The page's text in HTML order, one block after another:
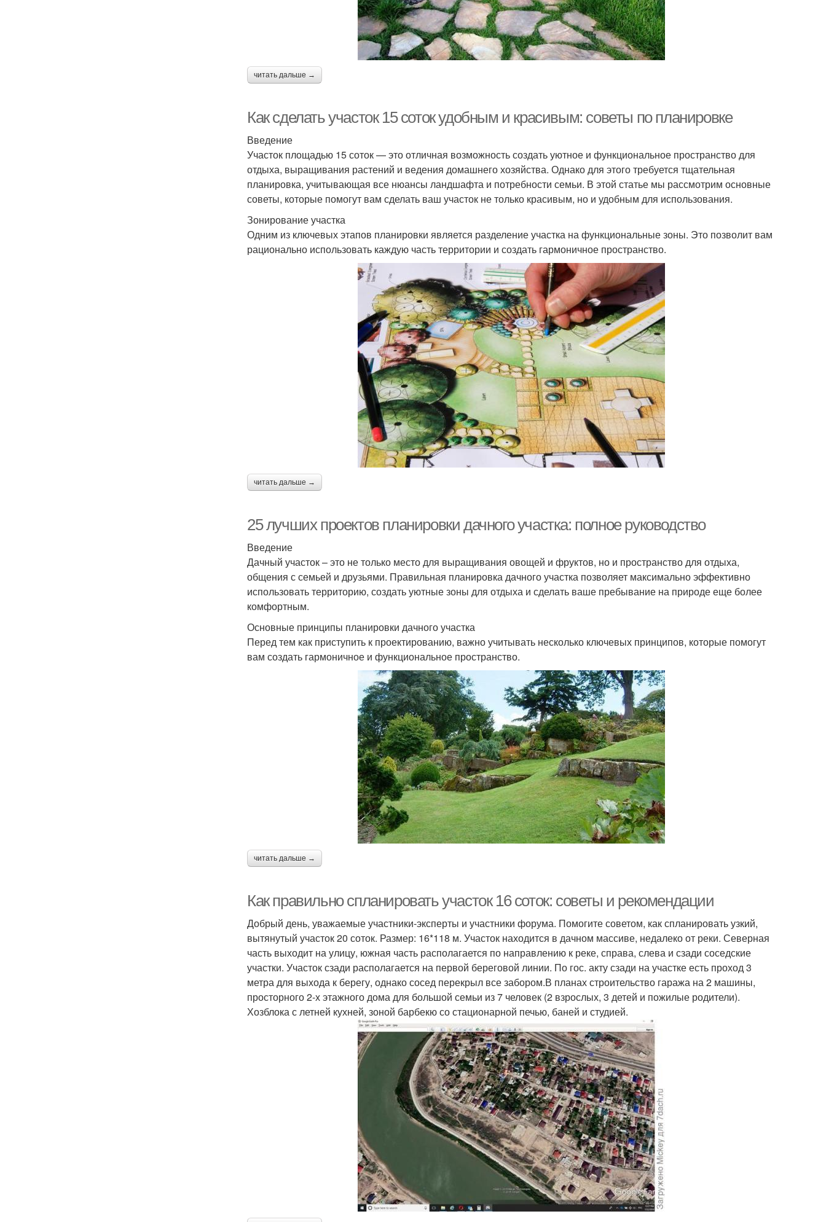
читать дальше →
Как сделать участок 15 соток удобным и красивым: советы по планировке
Введение
Участок площадью 15 соток — это отличная возможность создать уютное и функциональное пространство для
отдыха, выращивания растений и ведения домашнего хозяйства. Однако для этого требуется тщательная
планировка, учитывающая все нюансы ландшафта и потребности семьи. В этой статье мы рассмотрим основные
советы, которые помогут вам сделать ваш участок не только красивым, но и удобным для использования.
Зонирование участка
Одним из ключевых этапов планировки является разделение участка на функциональные зоны. Это позволит вам
рационально использовать каждую часть территории и создать гармоничное пространство.
читать дальше →
25 лучших проектов планировки дачного участка: полное руководство
Введение
Дачный участок – это не только место для выращивания овощей и фруктов, но и пространство для отдыха,
общения с семьей и друзьями. Правильная планировка дачного участка позволяет максимально эффективно
использовать территорию, создать уютные зоны для отдыха и сделать ваше пребывание на природе еще более
комфортным.
Основные принципы планировки дачного участка
Перед тем как приступить к проектированию, важно учитывать несколько ключевых принципов, которые помогут
вам создать гармоничное и функциональное пространство.
читать дальше →
Как правильно спланировать участок 16 соток: советы и рекомендации
Добрый день, уважаемые участники-эксперты и участники форума. Помогите советом, как спланировать узкий,
вытянутый участок 20 соток. Размер: 16*118 м. Участок находится в дачном массиве, недалеко от реки. Северная
часть выходит на улицу, южная часть располагается по направлению к реке, справа, слева и сзади соседские
участки. Участок сзади располагается на первой береговой линии. По гос. акту сзади на участке есть проход 3
метра для выхода к берегу, однако сосед перекрыл все забором.В планах строительство гаража на 2 машины,
просторного 2-х этажного дома для большой семьи из 7 человек (2 взрослых, 3 детей и пожилые родители).
Хозблока с летней кухней, зоной барбекю со стационарной печью, баней и студией.